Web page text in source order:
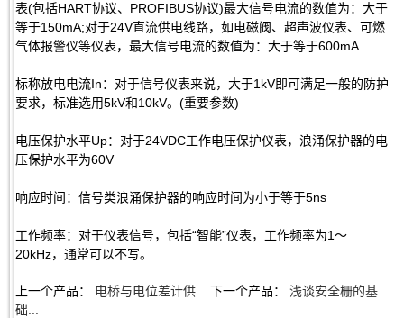
表(包括HART协议、PROFIBUS协议)最大信号电流的数值为：大于
等于150mA;对于24V直流供电线路，如电磁阀、超声波仪表、可燃
气体报警仪等仪表，最大信号电流的数值为：大于等于600mA
标称放电电流In：对于信号仪表来说，大于1kV即可满足一般的防护
要求，标准选用5kV和10kV。(重要参数)
电压保护水平Up：对于24VDC工作电压保护仪表，浪涌保护器的电
压保护水平为60V
响应时间：信号类浪涌保护器的响应时间为小于等于5ns
工作频率：对于仪表信号，包括“智能”仪表，工作频率为1～
20kHz，通常可以不写。
上一个产品： 电桥与电位差计供... 下一个产品： 浅谈安全栅的基
础...